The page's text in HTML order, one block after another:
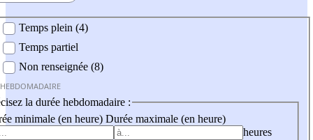
Temps plein (4)
Temps partiel
Non renseignée (8)
la durée hebdomadaire :
minimale (en heure) Durée maximale (en heure)
heures